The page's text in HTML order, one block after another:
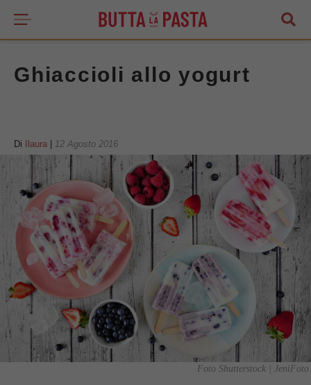
Ghiaccioli allo yogurt
Di Ilaura 12 Agosto 2016
Foto Shutterstock | JeniFoto